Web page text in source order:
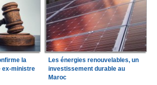
la
ex-ministre
Les énergies renouvelables, un
investissement durable au
Maroc